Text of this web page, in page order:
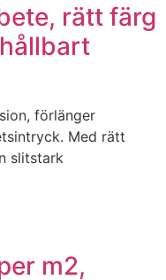
rätt färg
förlänger
Med rätt
slitstark
m2,